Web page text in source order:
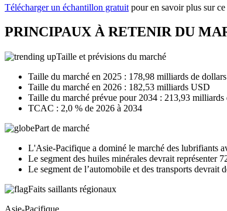
Télécharger un échantillon gratuit pour en savoir plus sur
PRINCIPAUX À RETENIR DU
Taille et prévisions du marché
Taille du marché en 2025 : 178,98 milliards de dollars
Taille du marché en 2026 : 182,53 milliards USD
Taille du marché prévue pour 2034 : 213,93 milliards
TCAC : 2,0 % de 2026 à 2034
Part de marché
L'Asie-Pacifique a dominé le marché des lubrifiants
Le segment des huiles minérales devrait représenter
Le segment de l’automobile et des transports devrait
Faits saillants régionaux